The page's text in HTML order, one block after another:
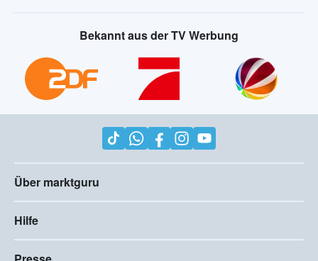
Bekannt aus der TV Werbung
Über marktguru
Hilfe